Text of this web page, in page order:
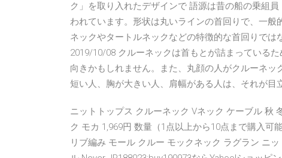
ク」を取り入れたデザインで 語源は昔の船の乗組
われています。形状は丸いラインの首回りで、一
ネックやタートルネックなどの特徴的な首回りで
2019/10/08 クルーネックは首もとが詰まっている
向きかもしれません。また、丸顔の人がクルーネ
短い人、胸が大きい人、肩幅がある人は、それが
ニットトップス クルーネック Vネック ケーブル 秋
ク モカ 1,969円 数量（1点以上から10点まで購入可
リブ編み モール クルー モックネック ラグラン ニ